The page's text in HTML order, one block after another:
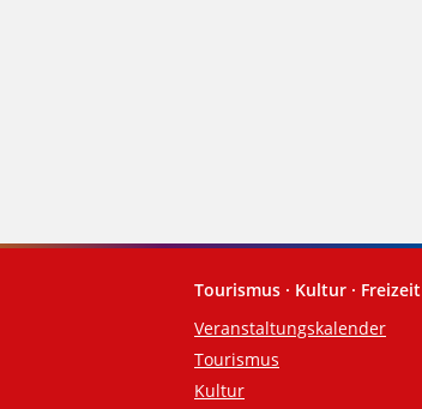
Tourismus · Kultur · Freizeit
Veranstaltungskalender
Tourismus
Kultur